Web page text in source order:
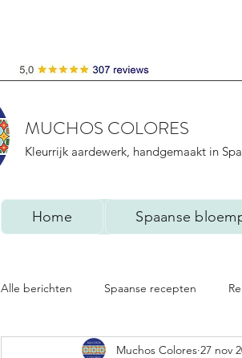
MUCHOS COLORES
Kleurrijk aardewerk, handgemaakt in
Home Spaanse
Alle berichten Spaanse recepten
Muchos Colores 27 nov